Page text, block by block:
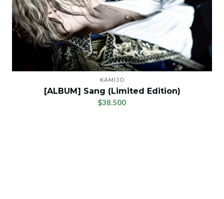
KAMIJO
[ALBUM] Sang (Limited Edition)
$38.500